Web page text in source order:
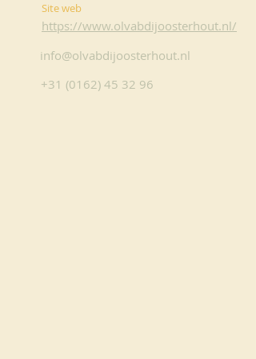
Site web
https://www.olvabdijoosterhout.nl/
info@olvabdijoosterhout.nl
+31 (0162) 45 32 96